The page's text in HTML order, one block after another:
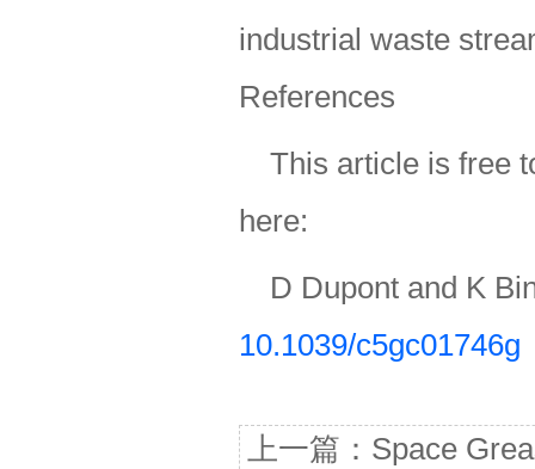
industrial waste
References
This article is free
here:
D Dupont and K
10.1039/c5gc01746g
上一篇： Space